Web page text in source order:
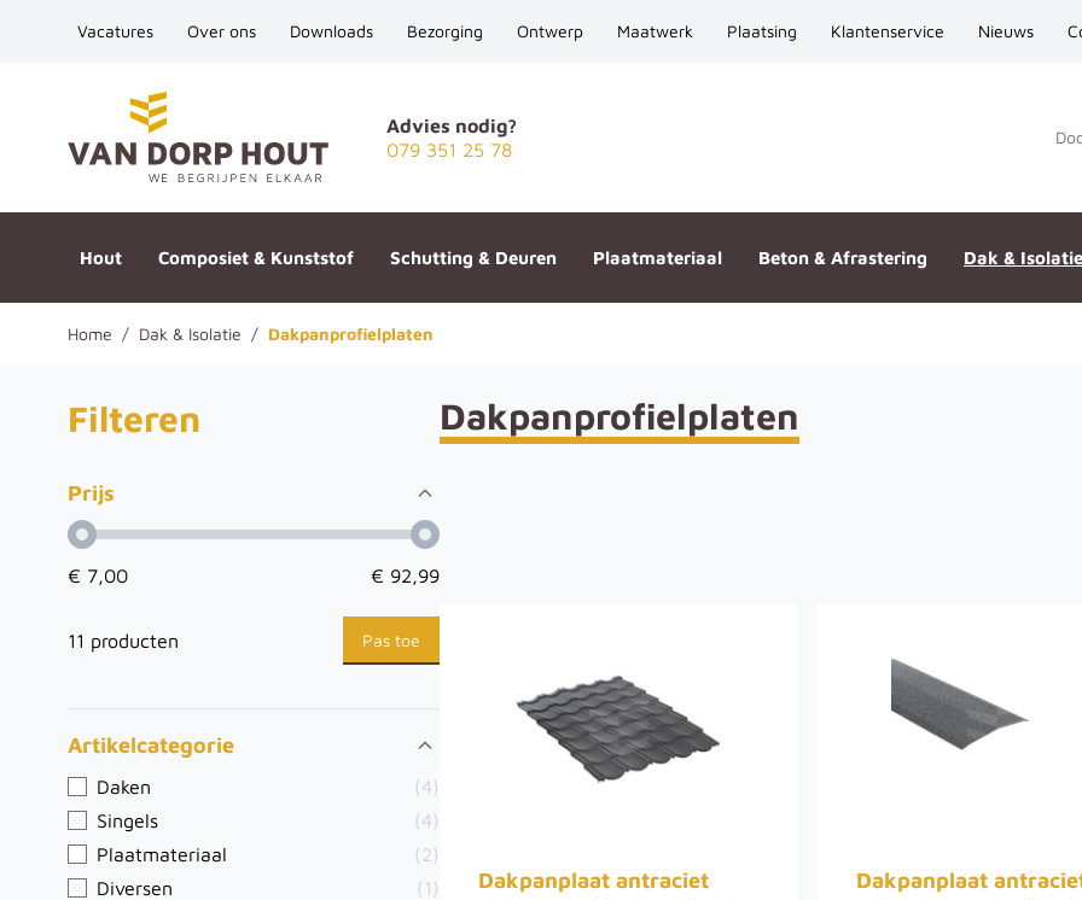
Vacatures Over ons Downloads Bezorging Ontwerp Maatwerk Plaatsing Klantenservice Nieuws
Advies nodig?
079 351 25 78
Hout Composiet & Kunststof Schutting & Deuren Plaatmateriaal Beton & Afrastering Dak & Isolatie
Home / Dak & Isolatie / Dakpanprofielplaten
Filteren
Prijs
€ 7,00 € 92,99
11 producten Pas toe
Artikelcategorie
Daken
(4)
Singels
(4)
Plaatmateriaal
(2)
Diversen
(1)
Dakpanprofielplaten
Dakpanplaat antraciet
Dakpanplaat